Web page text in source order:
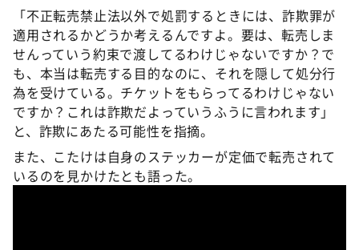
「不正転売禁止法以外で処罰するときには、詐欺罪が
適用されるかどうか考えるんですよ。要は、転売しま
せんっていう約束で渡してるわけじゃないですか？で
も、本当は転売する目的なのに、それを隠して処分行
為を受けている。チケットをもらってるわけじゃない
ですか？これは詐欺だよっていうふうに言われます」
と、詐欺にあたる可能性を指摘。
また、こたけは自身のステッカーが定価で転売されて
いるのを見かけたとも語った。